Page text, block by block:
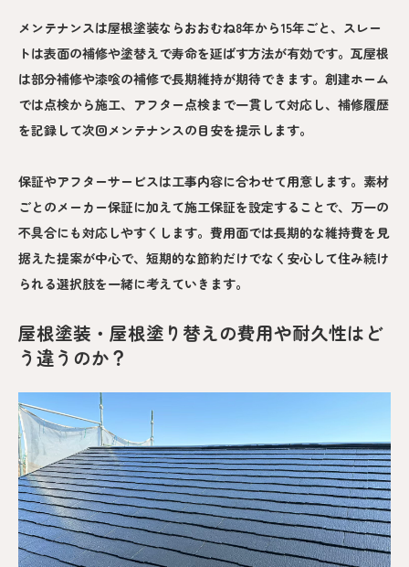
メンテナンスは屋根塗装ならおおむね8年から15年ごと、スレー
トは表面の補修や塗替えで寿命を延ばす方法が有効です。瓦屋根
は部分補修や漆喰の補修で長期維持が期待できます。創建ホーム
では点検から施工、アフター点検まで一貫して対応し、補修履歴
を記録して次回メンテナンスの目安を提示します。
保証やアフターサービスは工事内容に合わせて用意します。素材
ごとのメーカー保証に加えて施工保証を設定することで、万一の
不具合にも対応しやすくします。費用面では長期的な維持費を見
据えた提案が中心で、短期的な節約だけでなく安心して住み続け
られる選択肢を一緒に考えていきます。
屋根塗装・屋根塗り替えの費用や耐久性はど
う違うのか？